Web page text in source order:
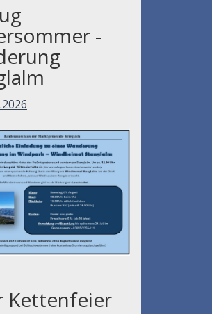
-
Kettenfeier